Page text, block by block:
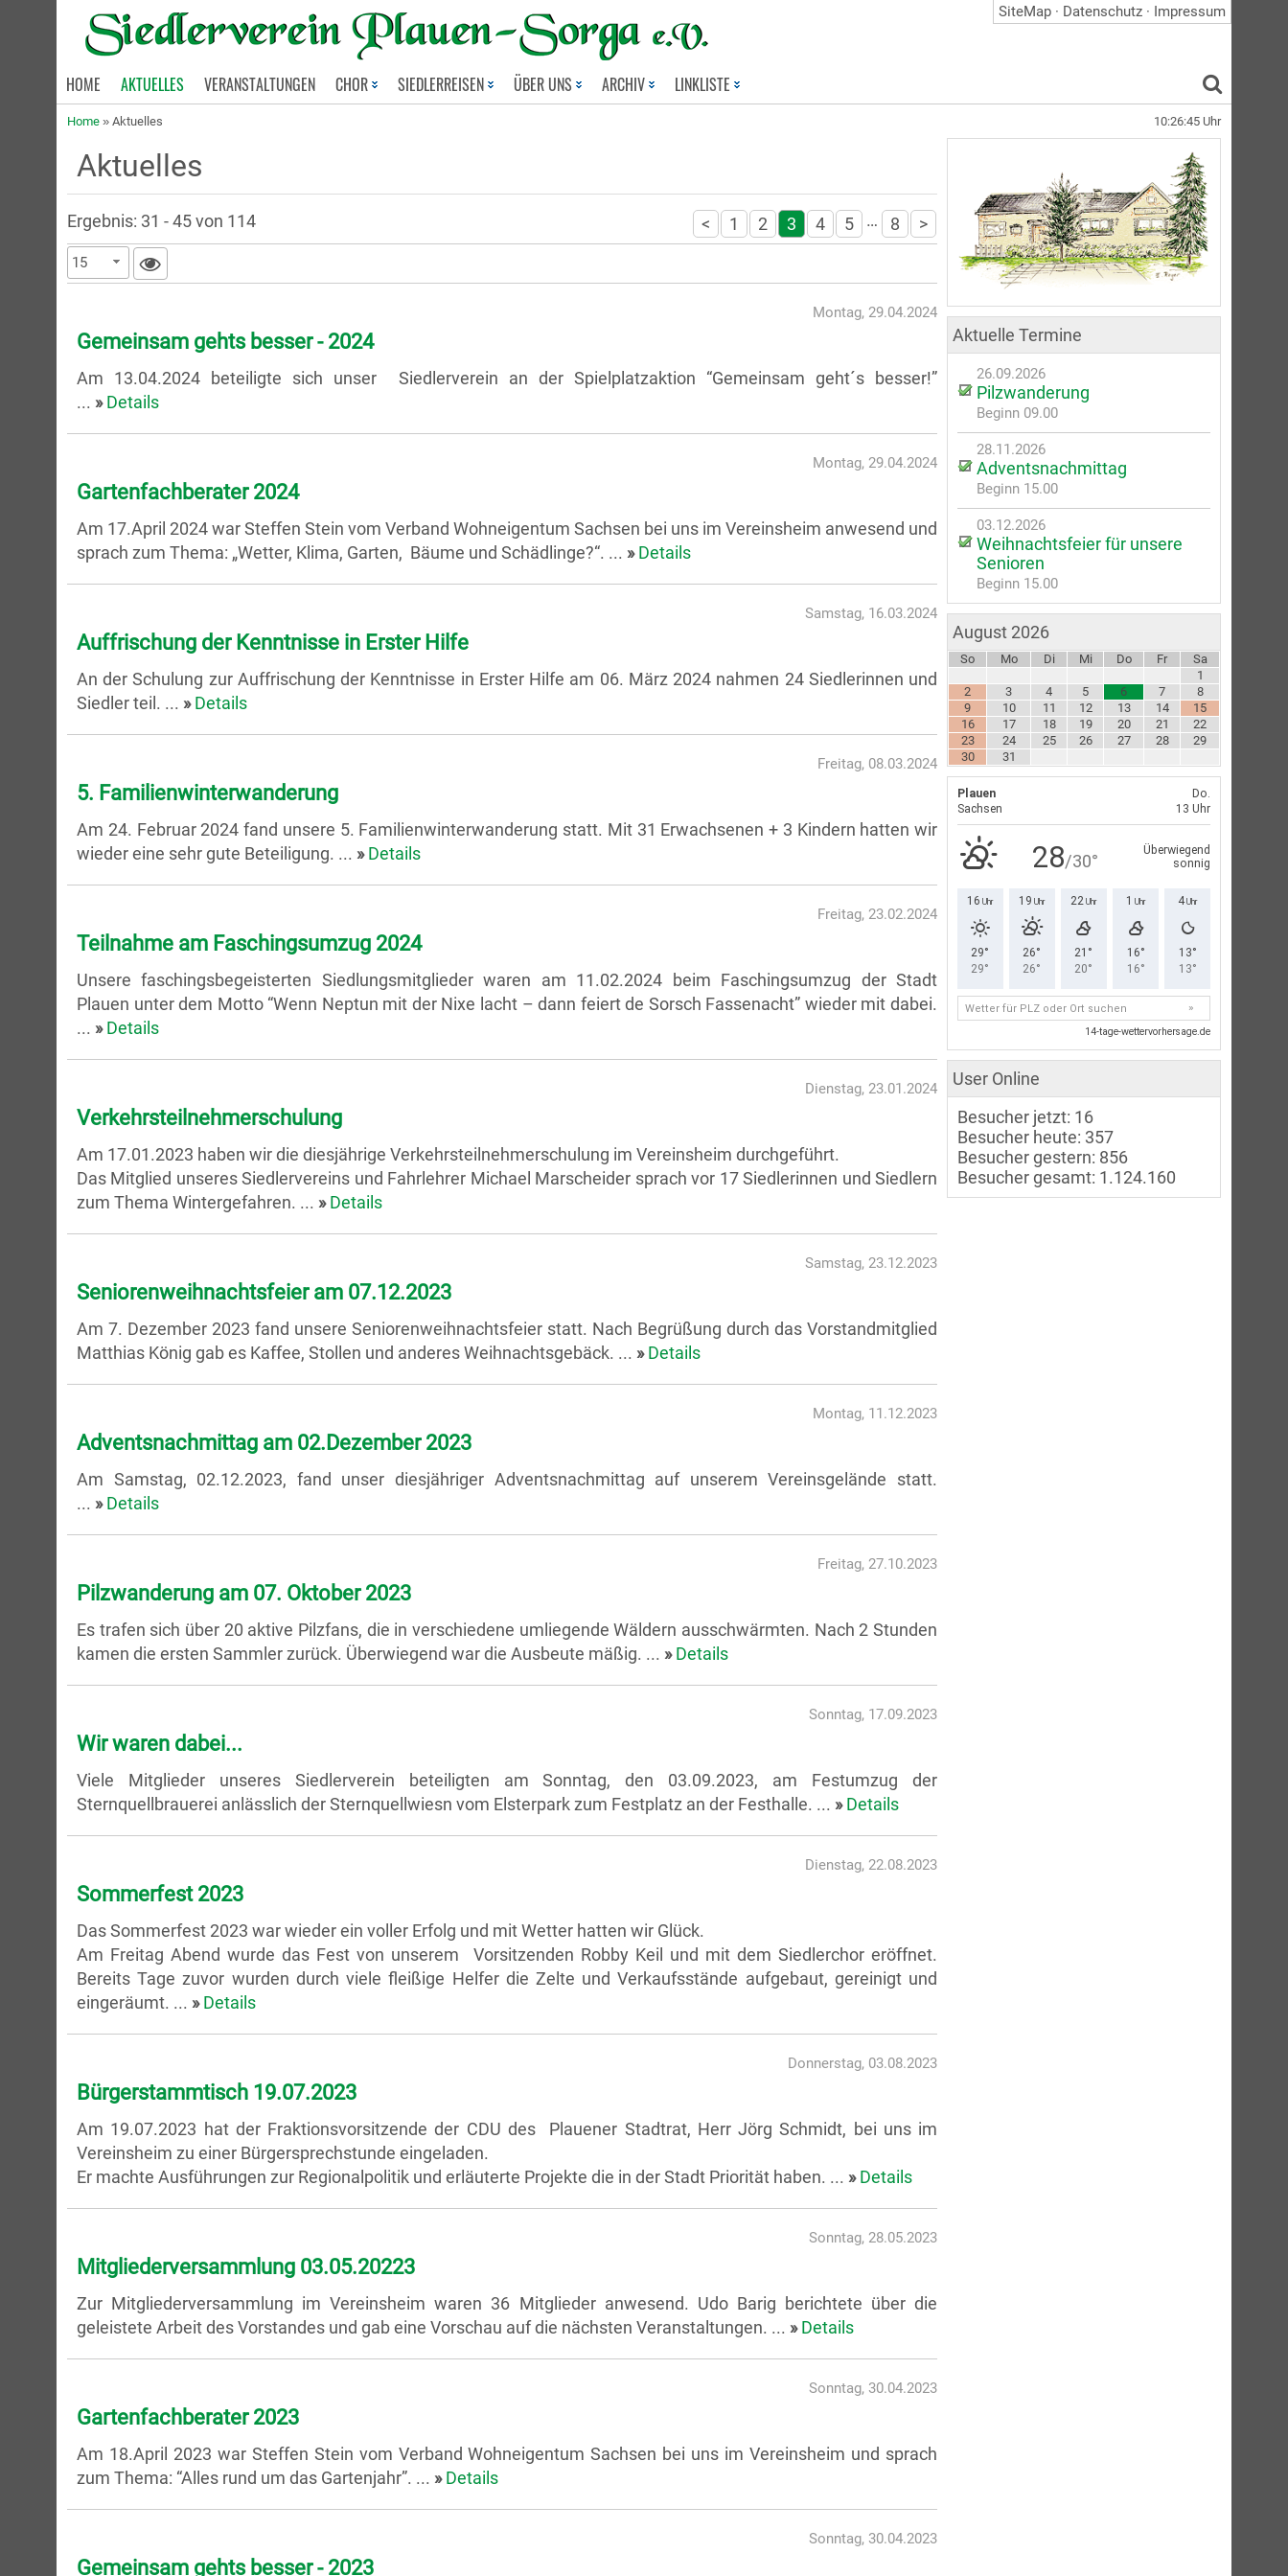
SiteMap · Datenschutz · Impressum
HOME AKTUELLES VERANSTALTUNGEN CHOR SIEDLERREISEN ÜBER UNS ARCHIV LINKLISTE
Home » Aktuelles 10:26:45 Uhr
Aktuelles
Ergebnis: 31 - 45 von 114 < 1 2 3 4 5 … 8 >
15
Montag, 29.04.2024
Gemeinsam gehts besser - 2024
Am 13.04.2024 beteiligte sich unser Siedlerverein an der Spielplatzaktion “Gemeinsam geht´s besser!”
... » Details
Montag, 29.04.2024
Gartenfachberater 2024
Am 17.April 2024 war Steffen Stein vom Verband Wohneigentum Sachsen bei uns im Vereinsheim anwesend und
sprach zum Thema: „Wetter, Klima, Garten, Bäume und Schädlinge?“. ... » Details
Samstag, 16.03.2024
Auffrischung der Kenntnisse in Erster Hilfe
An der Schulung zur Auffrischung der Kenntnisse in Erster Hilfe am 06. März 2024 nahmen 24 Siedlerinnen und
Siedler teil. ... » Details
Freitag, 08.03.2024
5. Familienwinterwanderung
Am 24. Februar 2024 fand unsere 5. Familienwinterwanderung statt. Mit 31 Erwachsenen + 3 Kindern hatten wir
wieder eine sehr gute Beteiligung. ... » Details
Freitag, 23.02.2024
Teilnahme am Faschingsumzug 2024
Unsere faschingsbegeisterten Siedlungsmitglieder waren am 11.02.2024 beim Faschingsumzug der Stadt
Plauen unter dem Motto “Wenn Neptun mit der Nixe lacht – dann feiert de Sorsch Fassenacht” wieder mit dabei.
... » Details
Dienstag, 23.01.2024
Verkehrsteilnehmerschulung
Am 17.01.2023 haben wir die diesjährige Verkehrsteilnehmerschulung im Vereinsheim durchgeführt.
Das Mitglied unseres Siedlervereins und Fahrlehrer Michael Marscheider sprach vor 17 Siedlerinnen und Siedlern
zum Thema Wintergefahren. ... » Details
Samstag, 23.12.2023
Seniorenweihnachtsfeier am 07.12.2023
Am 7. Dezember 2023 fand unsere Seniorenweihnachtsfeier statt. Nach Begrüßung durch das Vorstandmitglied
Matthias König gab es Kaffee, Stollen und anderes Weihnachtsgebäck. ... » Details
Montag, 11.12.2023
Adventsnachmittag am 02.Dezember 2023
Am Samstag, 02.12.2023, fand unser diesjähriger Adventsnachmittag auf unserem Vereinsgelände statt.
... » Details
Freitag, 27.10.2023
Pilzwanderung am 07. Oktober 2023
Es trafen sich über 20 aktive Pilzfans, die in verschiedene umliegende Wäldern ausschwärmten. Nach 2 Stunden
kamen die ersten Sammler zurück. Überwiegend war die Ausbeute mäßig. ... » Details
Sonntag, 17.09.2023
Wir waren dabei...
Viele Mitglieder unseres Siedlerverein beteiligten am Sonntag, den 03.09.2023, am Festumzug der
Sternquellbrauerei anlässlich der Sternquellwiesn vom Elsterpark zum Festplatz an der Festhalle. ... » Details
Dienstag, 22.08.2023
Sommerfest 2023
Das Sommerfest 2023 war wieder ein voller Erfolg und mit Wetter hatten wir Glück.
Am Freitag Abend wurde das Fest von unserem Vorsitzenden Robby Keil und mit dem Siedlerchor eröffnet.
Bereits Tage zuvor wurden durch viele fleißige Helfer die Zelte und Verkaufsstände aufgebaut, gereinigt und
eingeräumt. ... » Details
Donnerstag, 03.08.2023
Bürgerstammtisch 19.07.2023
Am 19.07.2023 hat der Fraktionsvorsitzende der CDU des Plauener Stadtrat, Herr Jörg Schmidt, bei uns im
Vereinsheim zu einer Bürgersprechstunde eingeladen.
Er machte Ausführungen zur Regionalpolitik und erläuterte Projekte die in der Stadt Priorität haben. ... » Details
Sonntag, 28.05.2023
Mitgliederversammlung 03.05.20223
Zur Mitgliederversammlung im Vereinsheim waren 36 Mitglieder anwesend. Udo Barig berichtete über die
geleistete Arbeit des Vorstandes und gab eine Vorschau auf die nächsten Veranstaltungen. ... » Details
Sonntag, 30.04.2023
Gartenfachberater 2023
Am 18.April 2023 war Steffen Stein vom Verband Wohneigentum Sachsen bei uns im Vereinsheim und sprach
zum Thema: “Alles rund um das Gartenjahr”. ... » Details
Sonntag, 30.04.2023
Gemeinsam gehts besser - 2023
Aktuelle Termine
26.09.2026
Pilzwanderung
Beginn 09.00
28.11.2026
Adventsnachmittag
Beginn 15.00
03.12.2026
Weihnachtsfeier für unsere
Senioren
Beginn 15.00
August 2026
So Mo Di Mi Do Fr
Sa
1
2
3 4 5 6 7
8
9
10 11 12 13 14
15
16
17 18 19 20 21
22
23
24 25 26 27 28
29
30
31
User Online
Besucher jetzt: 16
Besucher heute: 357
Besucher gestern: 856
Besucher gesamt: 1.124.160